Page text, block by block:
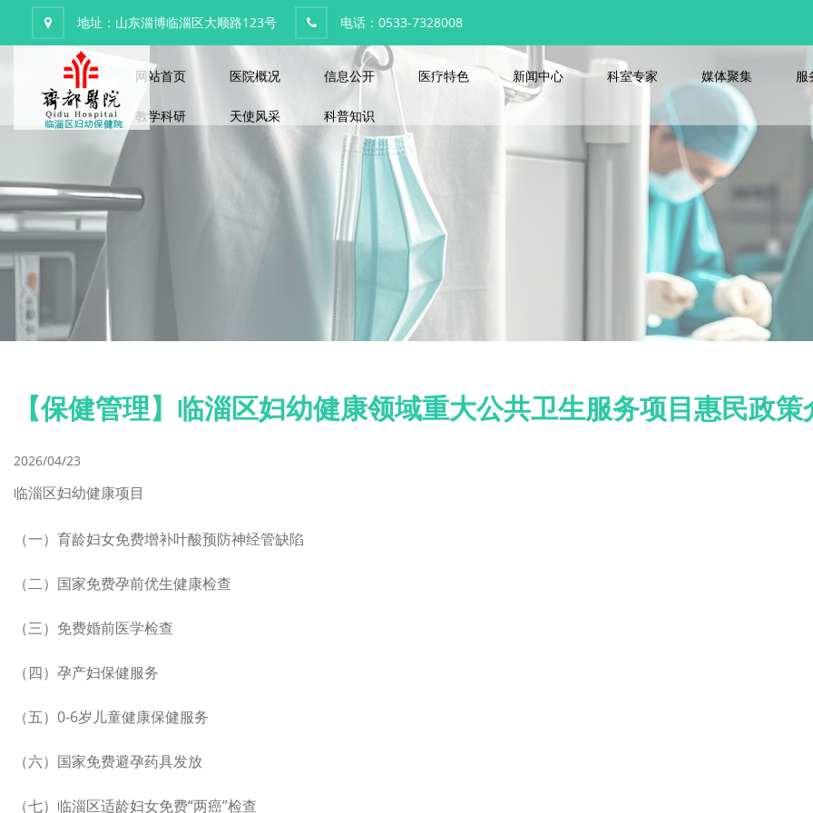
地址：山东淄博临淄区大顺路123号 电话：0533-7328008
网站首页 医院概况 信息公开 医疗特色 新闻中心 科室专家 媒体聚集 服
教学科研 天使风采 科普知识
【保健管理】临淄区妇幼健康领域重大公共卫生服务项目惠民政策
2026/04/23
临淄区妇幼健康项目
（一）育龄妇女免费增补叶酸预防神经管缺陷
（二）国家免费孕前优生健康检查
（三）免费婚前医学检查
（四）孕产妇保健服务
（五）0-6岁儿童健康保健服务
（六）国家免费避孕药具发放
（七）临淄区适龄妇女免费“两癌”检查